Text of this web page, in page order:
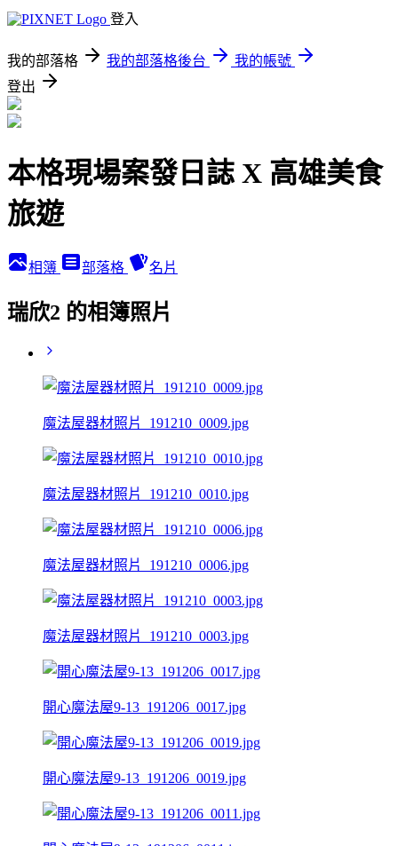
登入
我的部落格 我的部落格後台
我的帳號
登出
本格現場案發日誌 X 高雄美食
旅遊
相簿 部落格 名片
瑞欣2 的相簿照片
魔法屋器材照片_191210_0009.jpg
魔法屋器材照片_191210_0010.jpg
魔法屋器材照片_191210_0006.jpg
魔法屋器材照片_191210_0003.jpg
開心魔法屋9-13_191206_0017.jpg
開心魔法屋9-13_191206_0019.jpg